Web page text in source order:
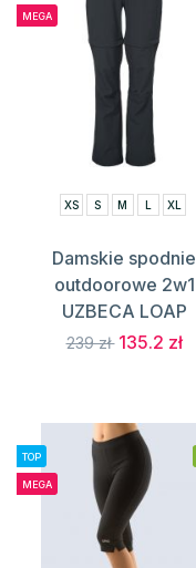
MEGA
XS S M L XL
Damskie spodnie
outdoorowe 2w1
UZBECA LOAP
239 zł 135.2 zł
TOP
MEGA